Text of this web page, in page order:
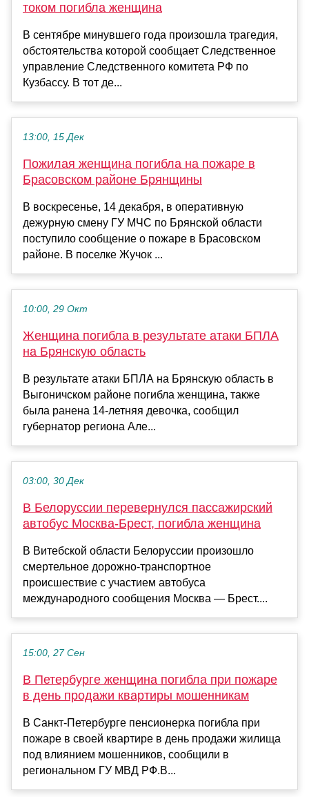
током погибла женщина
В сентябре минувшего года произошла трагедия,
обстоятельства которой сообщает Следственное
управление Следственного комитета РФ по
Кузбассу. В тот де...
13:00, 15 Дек
Пожилая женщина погибла на пожаре в
Брасовском районе Брянщины
В воскресенье, 14 декабря, в оперативную
дежурную смену ГУ МЧС по Брянской области
поступило сообщение о пожаре в Брасовском
районе. В поселке Жучок ...
10:00, 29 Окт
Женщина погибла в результате атаки БПЛА
на Брянскую область
В результате атаки БПЛА на Брянскую область в
Выгоничском районе погибла женщина, также
была ранена 14-летняя девочка, сообщил
губернатор региона Але...
03:00, 30 Дек
В Белоруссии перевернулся пассажирский
автобус Москва-Брест, погибла женщина
В Витебской области Белоруссии произошло
смертельное дорожно-транспортное
происшествие с участием автобуса
международного сообщения Москва — Брест....
15:00, 27 Сен
В Петербурге женщина погибла при пожаре
в день продажи квартиры мошенникам
В Санкт-Петербурге пенсионерка погибла при
пожаре в своей квартире в день продажи жилища
под влиянием мошенников, сообщили в
региональном ГУ МВД РФ.В...